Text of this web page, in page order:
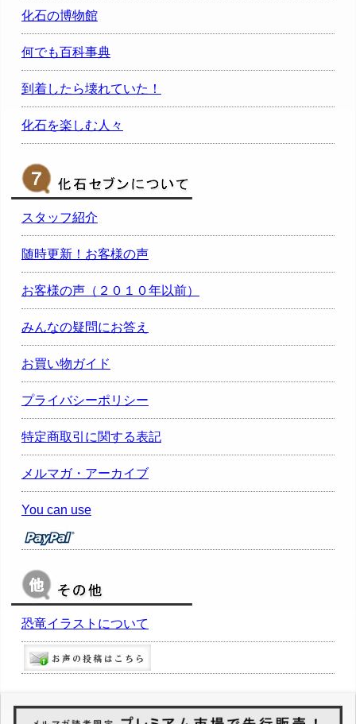
化石の博物館
何でも百科事典
到着したら壊れていた！
化石を楽しむ人々
スタッフ紹介
随時更新！お客様の声
お客様の声（２０１０年以前）
みんなの疑問にお答え
お買い物ガイド
プライバシーポリシー
特定商取引に関する表記
メルマガ・アーカイブ
You can use
恐竜イラストについて